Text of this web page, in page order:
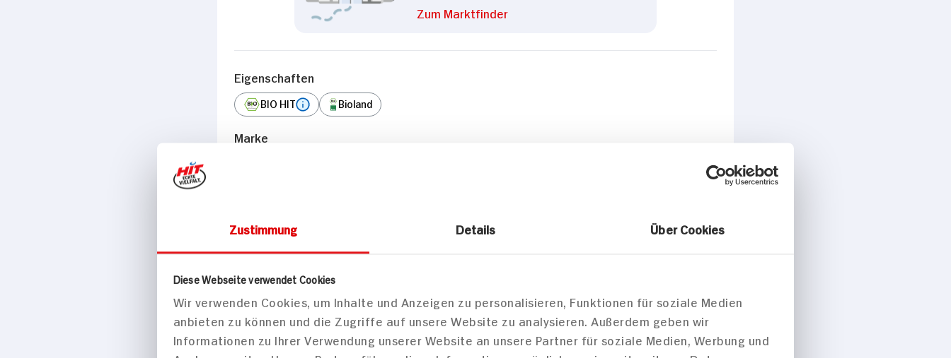
Zustimmung Details Über Cookies
Diese Webseite verwendet Cookies
Wir verwenden Cookies, um Inhalte und Anzeigen zu personalisieren, Funktionen für soziale Medien
anbieten zu können und die Zugriffe auf unsere Website zu analysieren. Außerdem geben wir
Informationen zu Ihrer Verwendung unserer Website an unsere Partner für soziale Medien, Werbung und
Zum Marktfinder
Eigenschaften
BIO HIT Bioland
Marke
Österreich
Passende Rezepte